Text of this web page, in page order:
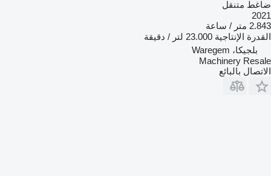
ضاغط متنقل
2021
2.843 متر / ساعة
القدرة الإنتاجية 23.000 لتر / دقيقة
بلجيكا، Waregem
Machinery Resale
الاتصال بالبائع